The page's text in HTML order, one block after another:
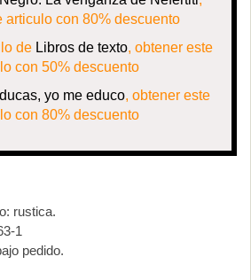
articulo con 80% descuento
de Libros de texto, obtener este
con 50% descuento
yo me educo, obtener este
con 80% descuento
rustica.
1
pedido.